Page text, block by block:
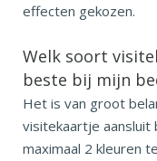
effecten gekozen.
Welk soort
beste bij mijn
Het is van groot
visitekaartje aansluit
maximaal 2 kleuren